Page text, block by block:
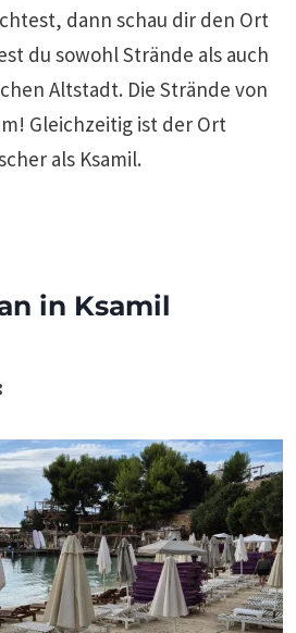
dann schau dir den Ort
du sowohl Strände als auch
Altstadt. Die Strände von
Gleichzeitig ist der Ort
als Ksamil.
in Ksamil